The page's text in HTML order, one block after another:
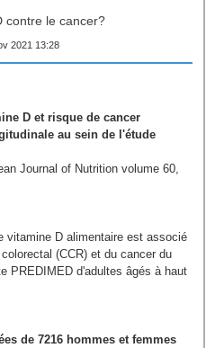
contre le cancer?
2021 13:28
D et risque de cancer
au sein de l'étude
Journal of Nutrition volume 60,
vitamine D alimentaire est associé
(CCR) et du cancer du
PREDIMED d'adultes âgés à haut
de 7216 hommes et femmes